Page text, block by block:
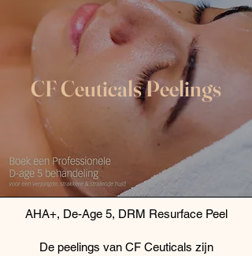
CF Ceuticals Peelings
AHA+, De-Age 5, DRM Resurface Peel
De peelings van CF Ceuticals zijn